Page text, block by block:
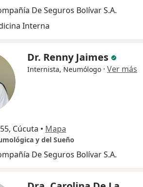
De Seguros Bolívar S.A.
Interna
Dr. Renny Jaimes
Internista, Neumólogo · Ver más
Cúcuta • Mapa
y del Sueño
De Seguros Bolívar S.A.